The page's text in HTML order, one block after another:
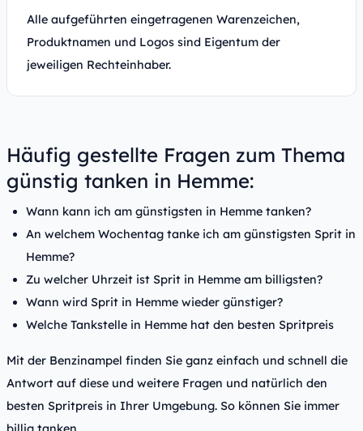
Alle aufgeführten eingetragenen Warenzeichen,
Produktnamen und Logos sind Eigentum der
jeweiligen Rechteinhaber.
Häufig gestellte Fragen zum Thema
günstig tanken in Hemme:
Wann kann ich am günstigsten in Hemme tanken?
An welchem Wochentag tanke ich am günstigsten Sprit in
Hemme?
Zu welcher Uhrzeit ist Sprit in Hemme am billigsten?
Wann wird Sprit in Hemme wieder günstiger?
Welche Tankstelle in Hemme hat den besten Spritpreis
Mit der Benzinampel finden Sie ganz einfach und schnell die
Antwort auf diese und weitere Fragen und natürlich den
besten Spritpreis in Ihrer Umgebung. So können Sie immer